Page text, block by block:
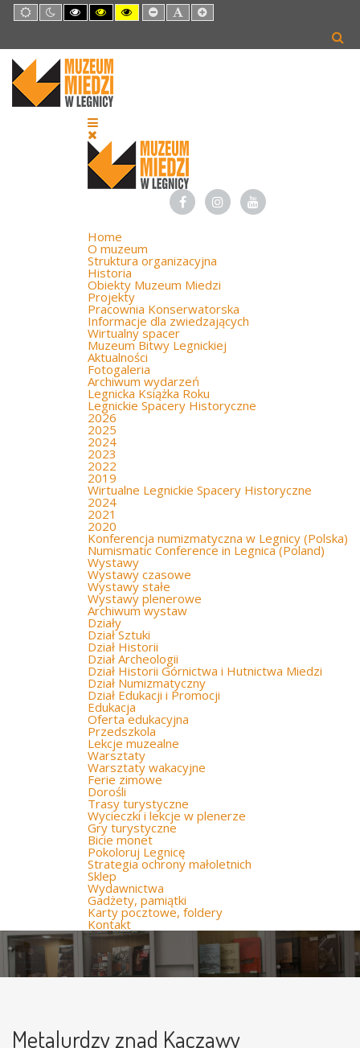
Default
mode
Night
mode
High
Contrast
mode
High
Contrast
mode
High
Contrast
mode
Set
Smaller
Set
Default
Set
Larger
Home
O muzeum
Struktura organizacyjna
Historia
Obiekty Muzeum Miedzi
Projekty
Pracownia Konserwatorska
Informacje dla zwiedzających
Wirtualny spacer
Muzeum Bitwy Legnickiej
Aktualności
Fotogaleria
Archiwum wydarzeń
Legnicka Książka Roku
Legnickie Spacery Historyczne
2026
2025
2024
2023
2022
2019
Wirtualne Legnickie Spacery Historyczne
2024
2021
2020
Konferencja numizmatyczna w Legnicy (Polska)
Numismatic Conference in Legnica (Poland)
Wystawy
Wystawy czasowe
Wystawy stałe
Wystawy plenerowe
Archiwum wystaw
Działy
Dział Sztuki
Dział Historii
Dział Archeologii
Dział Historii Górnictwa i Hutnictwa Miedzi
Dział Numizmatyczny
Dział Edukacji i Promocji
Edukacja
Oferta edukacyjna
Przedszkola
Lekcje muzealne
Warsztaty
Warsztaty wakacyjne
Ferie zimowe
Dorośli
Trasy turystyczne
Wycieczki i lekcje w plenerze
Gry turystyczne
Bicie monet
Pokoloruj Legnicę
Strategia ochrony małoletnich
Sklep
Wydawnictwa
Gadżety, pamiątki
Karty pocztowe, foldery
Kontakt
Metalurdzy znad Kaczawy